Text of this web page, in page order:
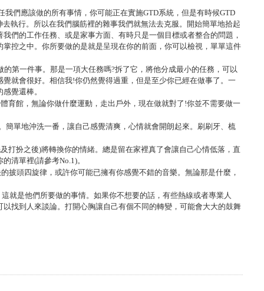
我們應該做的所有事情，你可能正在實施GTD系統，但是有時候GTD
執行。所以在我們腦筋裡的雜事我們就無法去克服。開始簡單地拾起
們的工作任務、或是家事方面、有時只是一個目標或者整合的問題，
控之中。你所要做的是就是呈現在你的前面，你可以檢視，單單這件
的第一件事。那是一項大任務嗎?拆了它，將他分成最小的任務，可以
覺就會很好。相信我!你仍然覺得過重，但是至少你已經在做事了。一
覺還棒。
育館，無論你做什麼運動，走出戶外，現在做就對了 !你並不需要做一
簡單地沖洗一番，讓自己感覺清爽，心情就會開朗起來。刷刷牙、梳
打扮之後)將轉換你的情緒。總是留在家裡真了會讓自己心情低落，直
的清單裡(請參考No.1)。
的披頭四旋律，或許你可能已擁有你感覺不錯的音樂。無論那是什麼，
就是他們所要做的事情。如果你不想要的話，有些熱線或者專業人
找到人來談論。打開心胸讓自己有個不同的轉變，可能會大大的鼓舞